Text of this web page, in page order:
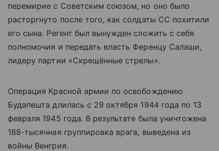
перемирие с Советским союзом, но оно было
расторгнуто после того, как солдаты СС похитили
его сына. Регент был вынужден сложить с себя
полномочия и передать власть Ференцу Салаши,
лидеру партии «Скрещённые стрелы».
Операция Красной армии по освобождению
Будапешта длилась с 29 октября 1944 года по 13
февраля 1945 года. В результате была уничтожена
188-тысячная группировка врага, выведена из
войны Венгрия.